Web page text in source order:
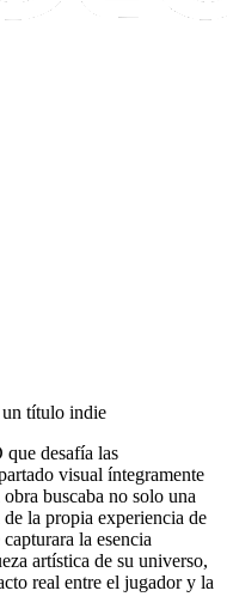
título indie
desafía las
visual íntegramente
buscaba no solo una
la propia experiencia de
la esencia
artística de su universo,
real entre el jugador y la